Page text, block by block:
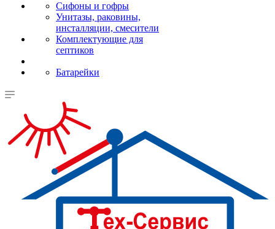
Сифоны и гофры
Унитазы, раковины,
инсталляции, смесители
Комплектующие для
септиков
Батарейки